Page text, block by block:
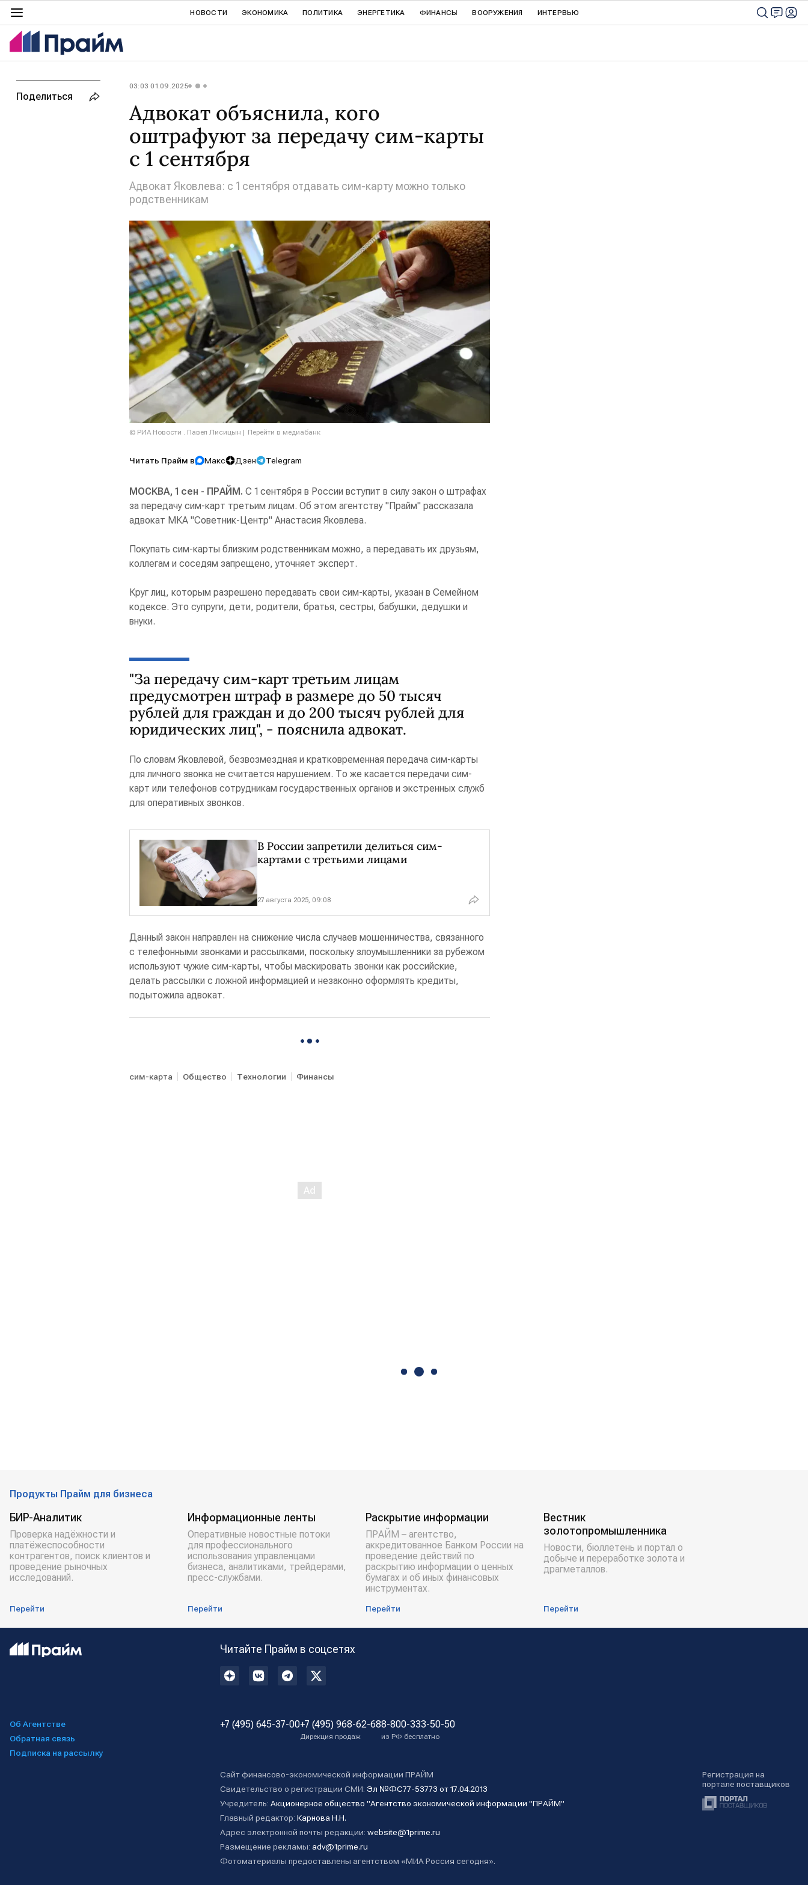
НОВОСТИ ЭКОНОМИКА ПОЛИТИКА ЭНЕРГЕТИКА ФИНАНСЫ ВООРУЖЕНИЯ ИНТЕРВЬЮ
03:03 01.09.2025
Адвокат объяснила, кого
оштрафуют за передачу сим-карты
с 1 сентября
Адвокат Яковлева: с 1 сентября отдавать сим-карту можно только
родственникам
© РИА Новости . Павел Лисицын Перейти в медиабанк
Читать Прайм в Макс Дзен Telegram
МОСКВА, 1 сен - ПРАЙМ. С 1 сентября в России вступит в силу закон о штрафах
за передачу сим-карт третьим лицам. Об этом агентству "Прайм" рассказала
адвокат МКА "Советник-Центр" Анастасия Яковлева.
Покупать сим-карты близким родственникам можно, а передавать их друзьям,
коллегам и соседям запрещено, уточняет эксперт.
Круг лиц, которым разрешено передавать свои сим-карты, указан в Семейном
кодексе. Это супруги, дети, родители, братья, сестры, бабушки, дедушки и
внуки.
"За передачу сим-карт третьим лицам
предусмотрен штраф в размере до 50 тысяч
рублей для граждан и до 200 тысяч рублей для
юридических лиц", - пояснила адвокат.
По словам Яковлевой, безвозмездная и кратковременная передача сим-карты
для личного звонка не считается нарушением. То же касается передачи сим-
карт или телефонов сотрудникам государственных органов и экстренных служб
для оперативных звонков.
В России запретили делиться сим-
картами с третьими лицами
27 августа 2025, 09:08
Данный закон направлен на снижение числа случаев мошенничества, связанного
с телефонными звонками и рассылками, поскольку злоумышленники за рубежом
используют чужие сим-карты, чтобы маскировать звонки как российские,
делать рассылки с ложной информацией и незаконно оформлять кредиты,
подытожила адвокат.
сим-карта Общество Технологии Финансы
Поделиться
Продукты Прайм для бизнеса
БИР-Аналитик
Проверка надёжности и
платёжеспособности
контрагентов, поиск клиентов и
проведение рыночных
исследований.
Перейти
Информационные ленты
Оперативные новостные потоки
для профессионального
использования управленцами
бизнеса, аналитиками, трейдерами,
пресс-службами.
Перейти
Раскрытие информации
ПРАЙМ – агентство,
аккредитованное Банком России на
проведение действий по
раскрытию информации о ценных
бумагах и об иных финансовых
инструментах.
Перейти
Вестник
золотопромышленника
Новости, бюллетень и портал о
добыче и переработке золота и
драгметаллов.
Перейти
Читайте Прайм в соцсетях
Об Агентстве
Обратная связь
Подписка на рассылку
+7 (495) 645-37-00+7 (495) 968-62-68
Дирекция продаж
8-800-333-50-50
из РФ бесплатно
Сайт финансово-экономической информации ПРАЙМ
Свидетельство о регистрации СМИ: Эл №ФС77-53773 от 17.04.2013
Учредитель: Акционерное общество "Агентство экономической информации "ПРАЙМ"
Главный редактор: Карнова Н.Н.
Адрес электронной почты редакции: website@1prime.ru
Размещение рекламы: adv@1prime.ru
Фотоматериалы предоставлены агентством «МИА Россия сегодня».
Регистрация на
портале поставщиков